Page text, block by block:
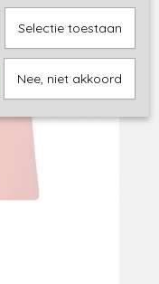
Selectie toestaan
Nee, niet akkoord